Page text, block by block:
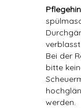
Bei der
bitte
werden.